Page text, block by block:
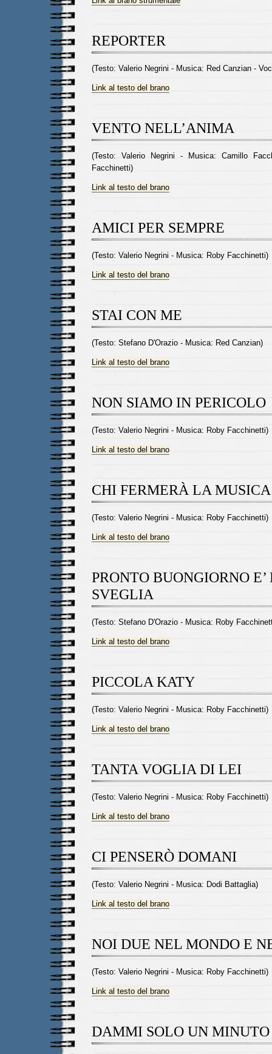
REPORTER
(Testo: Valerio Negrini - Musica: Red Canzian -
Link al testo del brano
VENTO NELL’ANIMA
(Testo: Valerio Negrini - Musica: Camillo
Facchinetti)
Link al testo del brano
AMICI PER SEMPRE
(Testo: Valerio Negrini - Musica: Roby Facchinetti)
Link al testo del brano
STAI CON ME
(Testo: Stefano D'Orazio - Musica: Red Canzian)
Link al testo del brano
NON SIAMO IN PERICOLO
(Testo: Valerio Negrini - Musica: Roby Facchinetti)
Link al testo del brano
CHI FERMERÀ LA MUSICA
(Testo: Valerio Negrini - Musica: Roby Facchinetti)
Link al testo del brano
PRONTO BUONGIORNO E’
SVEGLIA
(Testo: Stefano D'Orazio - Musica: Roby
Link al testo del brano
PICCOLA KATY
(Testo: Valerio Negrini - Musica: Roby Facchinetti)
Link al testo del brano
TANTA VOGLIA DI LEI
(Testo: Valerio Negrini - Musica: Roby Facchinetti)
Link al testo del brano
CI PENSERÒ DOMANI
(Testo: Valerio Negrini - Musica: Dodi Battaglia)
Link al testo del brano
NOI DUE NEL MONDO E
(Testo: Valerio Negrini - Musica: Roby Facchinetti)
Link al testo del brano
DAMMI SOLO UN MINUTO